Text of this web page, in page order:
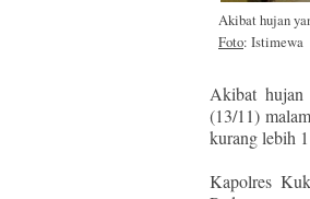
Akibat hujan
Foto: Istimewa
Akibat hujan
(13/11)
kurang lebih
Kapolres